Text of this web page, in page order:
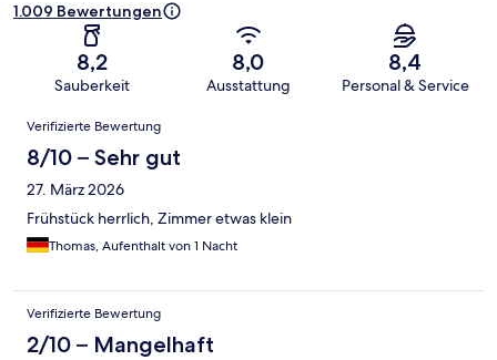
1.009 Bewertungen
8,2
Sauberkeit
8,0
Ausstattung
8,4
Personal & Service
Bewertungen
Verifizierte Bewertung
8/10 – Sehr gut
27. März 2026
Frühstück herrlich, Zimmer etwas klein
Thomas, Aufenthalt von 1 Nacht
Verifizierte Bewertung
2/10 – Mangelhaft